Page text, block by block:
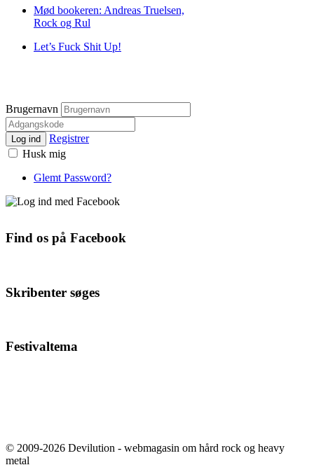
Mød bookeren: Andreas Truelsen,
Rock og Rul
Let’s Fuck Shit Up!
Brugernavn
Log ind
Registrer
Husk mig
Glemt Password?
Find os på Facebook
Skribenter søges
Festivaltema
© 2009-2026 Devilution - webmagasin om hård rock og heavy
metal